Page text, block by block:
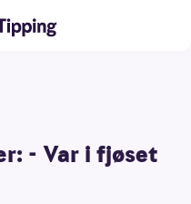
- Var i fjøset